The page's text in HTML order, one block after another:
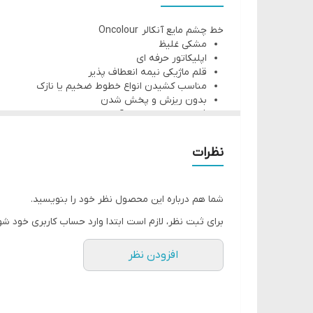
خط چشم مایع آنکالر Oncolour
مشکی غلیظ
اپلیکاتور حرفه ای
قلم ماژیکی نیمه انعطاف پذیر
مناسب کشیدن انواع خطوط ضخیم یا نازک
بدون ریزش و پخش شدن
فرمول ژلی مبتنی بر آب
نظرات
شما هم درباره این محصول نظر خود را بنویسید.
برای ثبت نظر، لازم است ابتدا وارد حساب کاربری خود
افزودن نظر